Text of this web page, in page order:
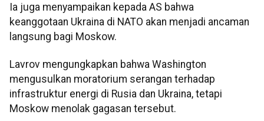
Ia juga menyampaikan kepada AS bahwa
keanggotaan Ukraina di NATO akan menjadi ancaman
langsung bagi Moskow.
Lavrov mengungkapkan bahwa Washington
mengusulkan moratorium serangan terhadap
infrastruktur energi di Rusia dan Ukraina, tetapi
Moskow menolak gagasan tersebut.